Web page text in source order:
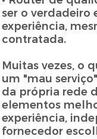
ser o verdadeiro
experiência,
contratada.
Muitas vezes, o
um "mau
da própria rede
elementos
experiência,
fornecedor